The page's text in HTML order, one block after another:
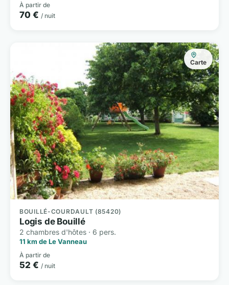
À partir de
70 € / nuit
Carte
BOUILLÉ-COURDAULT (85420)
Logis de Bouillé
2 chambres d'hôtes · 6 pers.
11 km de Le Vanneau
À partir de
52 € / nuit